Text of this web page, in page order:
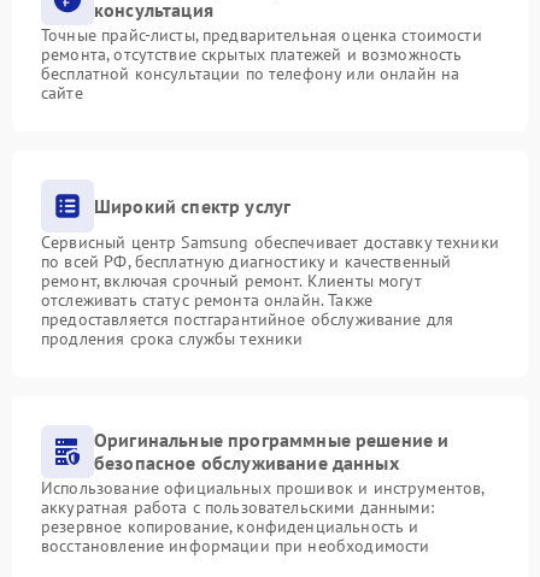
консультация
Точные прайс-листы, предварительная оценка стоимости
ремонта, отсутствие скрытых платежей и возможность
бесплатной консультации по телефону или онлайн на
сайте
Широкий спектр услуг
Сервисный центр Samsung обеспечивает доставку техники
по всей РФ, бесплатную диагностику и качественный
ремонт, включая срочный ремонт. Клиенты могут
отслеживать статус ремонта онлайн. Также
предоставляется постгарантийное обслуживание для
продления срока службы техники
Оригинальные программные решение и
безопасное обслуживание данных
Использование официальных прошивок и инструментов,
аккуратная работа с пользовательскими данными:
резервное копирование, конфиденциальность и
восстановление информации при необходимости